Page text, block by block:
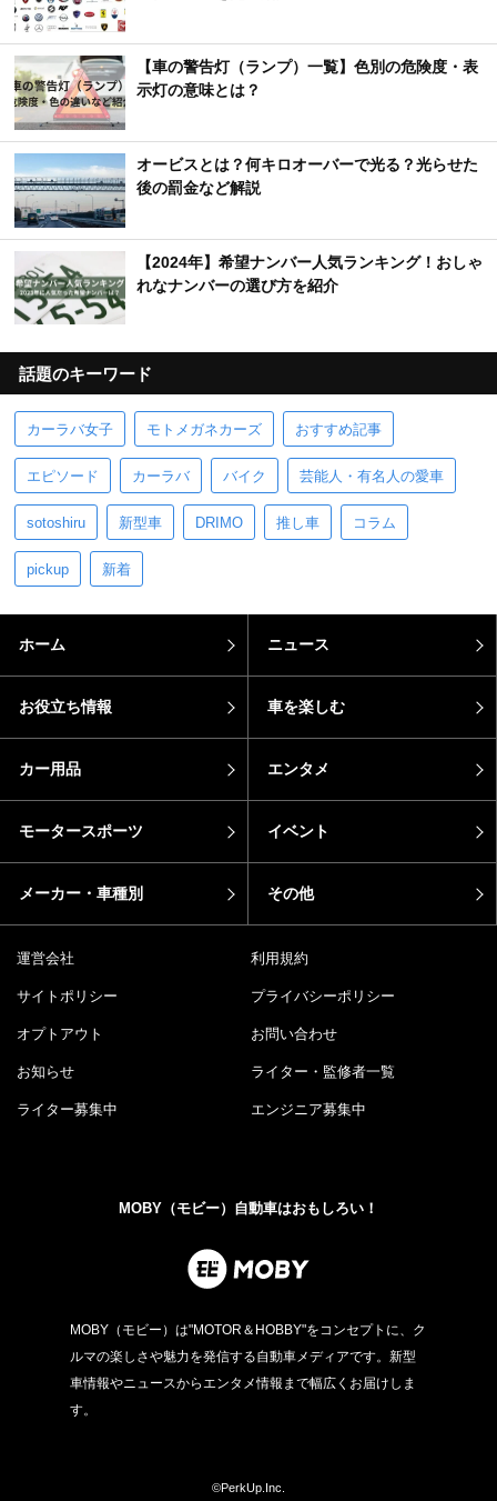
【車の警告灯（ランプ）一覧】色別の危険度・表
示灯の意味とは？
オービスとは？何キロオーバーで光る？光らせた
後の罰金など解説
【2024年】希望ナンバー人気ランキング！おしゃ
れなナンバーの選び方を紹介
話題のキーワード
カーラバ女子 モトメガネカーズ おすすめ記事
エピソード カーラバ バイク 芸能人・有名人の愛車
sotoshiru 新型車 DRIMO 推し車 コラム
pickup 新着
ホーム ニュース
お役立ち情報 車を楽しむ
カー用品 エンタメ
モータースポーツ イベント
メーカー・車種別 その他
運営会社 利用規約
サイトポリシー プライバシーポリシー
オプトアウト お問い合わせ
お知らせ ライター・監修者一覧
ライター募集中 エンジニア募集中
MOBY（モビー）自動車はおもしろい！
MOBY（モビー）は"MOTOR＆HOBBY"をコンセプトに、ク
ルマの楽しさや魅力を発信する自動車メディアです。新型
車情報やニュースからエンタメ情報まで幅広くお届けしま
す。
©PerkUp.Inc.